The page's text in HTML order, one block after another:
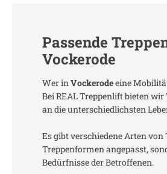
Passende
Vockerode
Wer in Vockerodeeine
Bei REAL Treppenlift bieten
an die unterschiedlichsten
Es gibt verschiedene Arten
Treppenformen angepasst,
Bedürfnisse der Betroffenen.